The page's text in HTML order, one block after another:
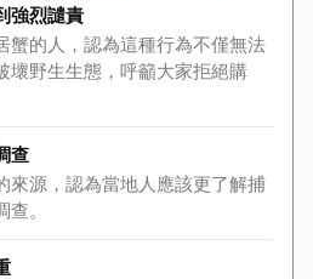
強烈譴責
蟹的人，認為這種行為不僅無法
壞野生生態，呼籲大家拒絕購
查
來源，認為當地人應該更了解捕
。